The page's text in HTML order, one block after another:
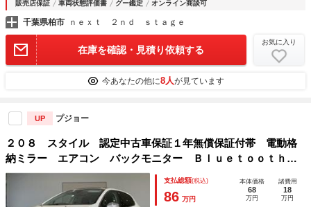
販売店保証 車両状態評価書 グー鑑定 オンライン商談可
千葉県柏市 ｎｅｘｔ ２ｎｄ ｓｔａｇｅ
在庫を確認・見積り依頼する
お気に入り
今あなたの他に8人が見ています
UP プジョー
２０８ スタイル 認定中古車保証１年無償保証付帯 電動格
納ミラー エアコン バックモニター Ｂｌｕｅｔｏｏｔｈ接
続 禁煙車 ドラレコ ＡＢＳ ＥＴＣ オートクルーズコン
トロール サイドエアバッグ 助手席エアバッグ
支払総額(税込)
86 万円
本体価格
68
万円
諸費用
18
万円